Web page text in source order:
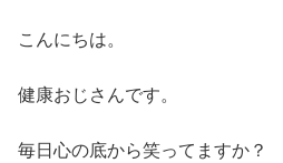
こんにちは。
健康おじさんです。
毎日心の底から笑ってますか？